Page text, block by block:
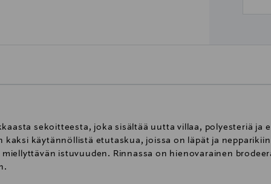
sekoitteesta, joka sisältää uutta villaa, polyesteriä ja
käytännöllistä etutaskua, joissa on läpät ja
istuvuuden. Rinnassa on hienovarainen